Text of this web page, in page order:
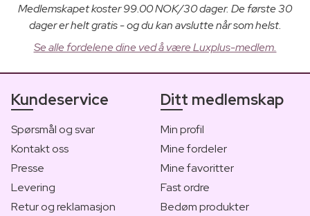
Medlemskapet koster 99.00 NOK/30 dager. De første 30
dager er helt gratis - og du kan avslutte når som helst.
Se alle fordelene dine ved å være Luxplus-medlem.
Kundeservice
Spørsmål og svar
Kontakt oss
Presse
Levering
Retur og reklamasjon
Ditt medlemskap
Min profil
Mine fordeler
Mine favoritter
Fast ordre
Bedøm produkter